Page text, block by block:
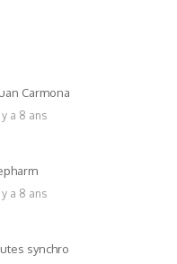
Carmona
y a 8 ans
y a 8 ans
synchro